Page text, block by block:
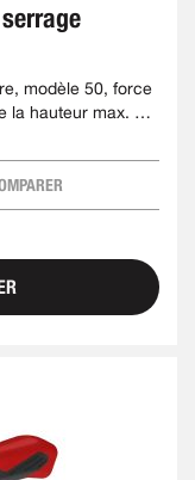
modèle 50, force
la hauteur max. 40